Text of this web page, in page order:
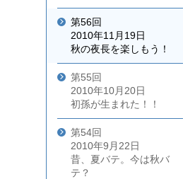
第56回
2010年11月19日
秋の夜長を楽しもう！
第55回
2010年10月20日
初孫が生まれた！！
第54回
2010年9月22日
昔、夏バテ。今は秋バ
テ？